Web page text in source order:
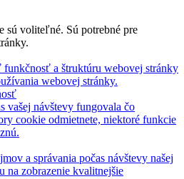
sú voliteľné. Sú potrebné pre
a štruktúru webovej stránky
webovej stránky.
vašej návštevy fungovala čo
cookie odmietnete, niektoré funkcie
a správania počas návštevy našej
na zobrazenie kvalitnejšie